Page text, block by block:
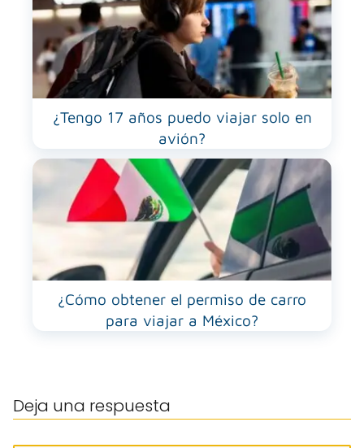
¿Tengo 17 años puedo viajar solo en
avión?
¿Cómo obtener el permiso de carro
para viajar a México?
Deja una respuesta